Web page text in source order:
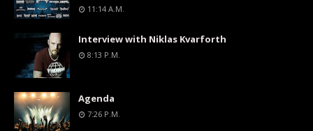
11:14 A.m.
Interview with Niklas Kvarforth
8:13 P.m.
Agenda
7:26 P.m.